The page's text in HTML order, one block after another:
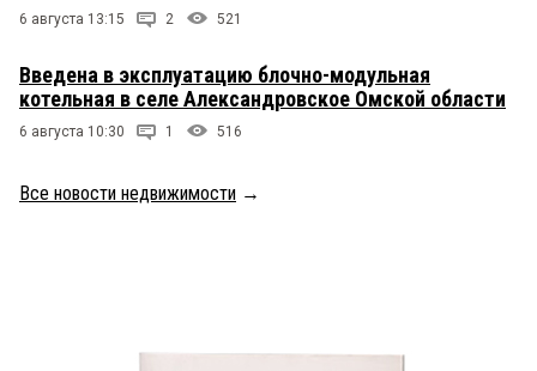
6 августа 13:15 2 521
Введена в эксплуатацию блочно-модульная
котельная в селе Александровское Омской области
6 августа 10:30 1 516
Все новости недвижимости →